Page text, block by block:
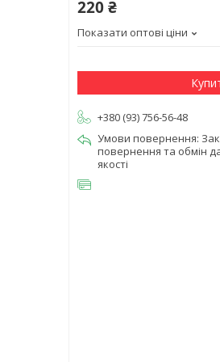
220 ₴
Показати оптові ціни
+380 (93) 756-56-48
повернення та обмін
якості